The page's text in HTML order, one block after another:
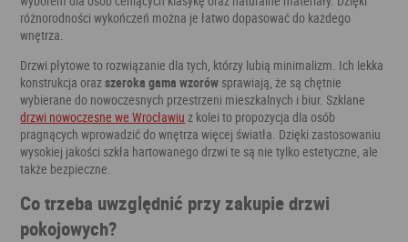
różnorodności wykończeń można je łatwo dopasować do każdego
wnętrza.
Drzwi płytowe to rozwiązanie dla tych, którzy lubią minimalizm. Ich lekka
konstrukcja orazszeroka gama wzorów sprawiają, że są chętnie
wybierane do nowoczesnych przestrzeni mieszkalnych i biur. Szklane
drzwi nowoczesne we Wrocławiu z kolei to propozycja dla osób
pragnących wprowadzić do wnętrza więcej światła. Dzięki zastosowaniu
wysokiej jakości szkła hartowanego drzwi te są nie tylko estetyczne, ale
także bezpieczne.
Co trzeba uwzględnić przy zakupie drzwi
pokojowych?